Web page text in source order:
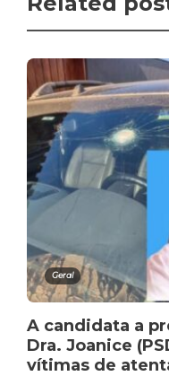
Geral
A candidata a
Dra. Joanice
vítimas de